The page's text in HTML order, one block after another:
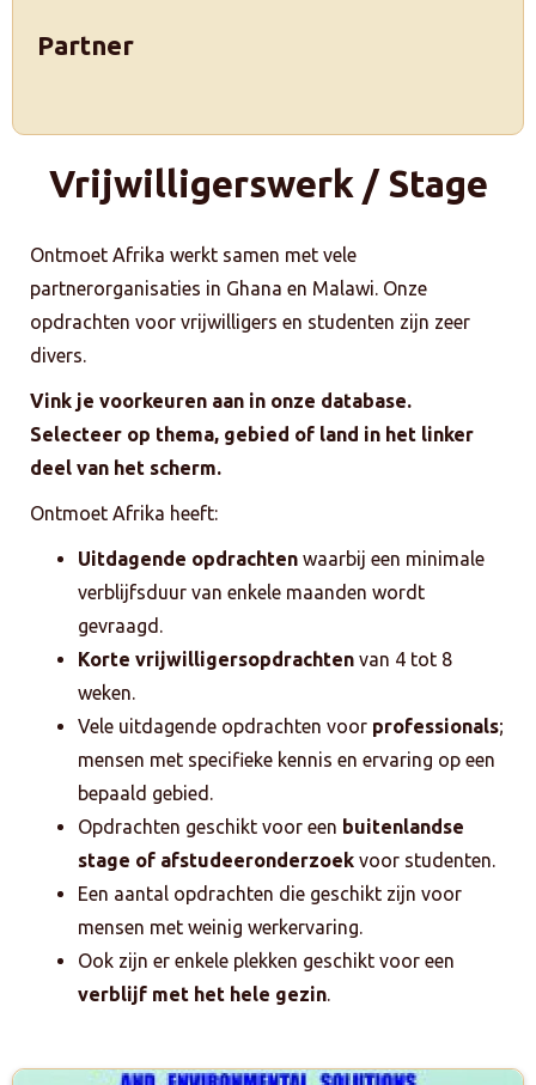
Partner
Vrijwilligerswerk / Stage
Ontmoet Afrika werkt samen met vele
partnerorganisaties in Ghana en Malawi. Onze
opdrachten voor vrijwilligers en studenten zijn zeer
divers.
Vink je voorkeuren aan in onze database.
Selecteer op thema, gebied of land in het linker
deel van het scherm.
Ontmoet Afrika heeft:
Uitdagende opdrachten waarbij een minimale
verblijfsduur van enkele maanden wordt
gevraagd.
Korte vrijwilligersopdrachten van 4 tot 8
weken.
Vele uitdagende opdrachten voor professionals;
mensen met specifieke kennis en ervaring op een
bepaald gebied.
Opdrachten geschikt voor een buitenlandse
stage of afstudeeronderzoek voor studenten.
Een aantal opdrachten die geschikt zijn voor
mensen met weinig werkervaring.
Ook zijn er enkele plekken geschikt voor een
verblijf met het hele gezin.